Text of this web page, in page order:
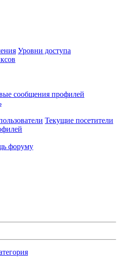
Уровни доступа
сообщения профилей
Текущие посетители
форуму